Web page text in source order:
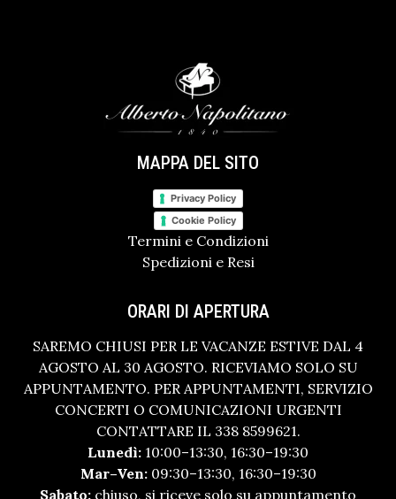
MAPPA DEL SITO
Privacy Policy
Cookie Policy
Termini e Condizioni
Spedizioni e Resi
ORARI DI APERTURA
SAREMO CHIUSI PER LE VACANZE ESTIVE DAL 4
AGOSTO AL 30 AGOSTO. RICEVIAMO SOLO SU
APPUNTAMENTO. PER APPUNTAMENTI, SERVIZIO
CONCERTI O COMUNICAZIONI URGENTI
CONTATTARE IL 338 8599621.
Lunedì: 10:00–13:30, 16:30–19:30
Mar–Ven:09:30–13:30, 16:30–19:30
Sabato: chiuso, si riceve solo su appuntamento